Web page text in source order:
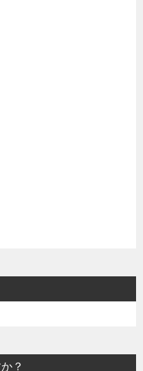
？